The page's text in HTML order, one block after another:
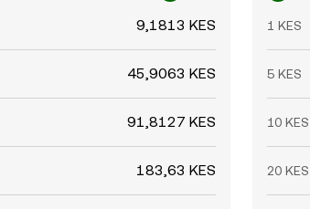
9,1813 KES
45,9063 KES
91,8127 KES
183,63 KES
1 KES
5 KES
10 KES
20 KES